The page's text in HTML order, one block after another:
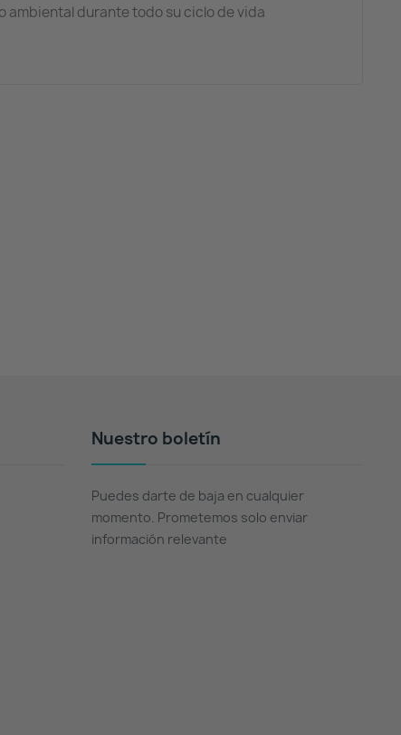
ambiental durante todo su ciclo de vida
Nuestro boletín
Puedes darte de baja en cualquier
momento. Prometemos solo enviar
información relevante